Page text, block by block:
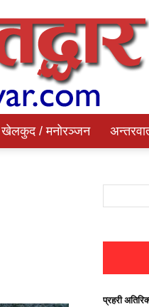
खेलकुद / मनोरञ्जन
प्रहरी